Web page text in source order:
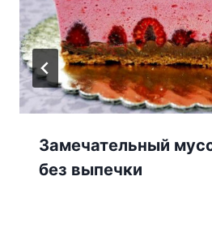
Замечательный
без выпечки